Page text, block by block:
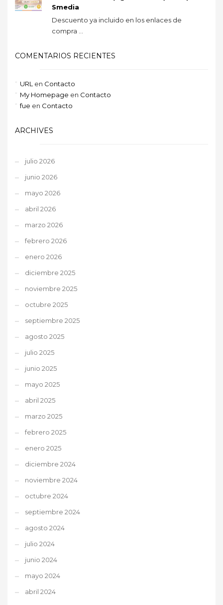
Smedia
Descuento ya incluido en los enlaces de
compra ...
COMENTARIOS RECIENTES
URL en Contacto
My Homepage en Contacto
fue en Contacto
ARCHIVES
julio 2026
junio 2026
mayo 2026
abril 2026
marzo 2026
febrero 2026
enero 2026
diciembre 2025
noviembre 2025
octubre 2025
septiembre 2025
agosto 2025
julio 2025
junio 2025
mayo 2025
abril 2025
marzo 2025
febrero 2025
enero 2025
diciembre 2024
noviembre 2024
octubre 2024
septiembre 2024
agosto 2024
julio 2024
junio 2024
mayo 2024
abril 2024